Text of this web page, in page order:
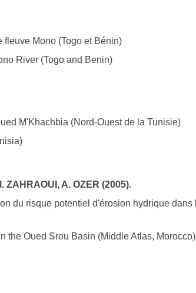
Mono (Togo et Bénin)
River (Togo and Benin)
M'Khachbia (Nord-Ouest de la Tunisie)
ZAHRAOUI, A. OZER (2005).
du risque potentiel d'érosion hydrique dans
the Oued Srou Basin (Middle Atlas, Morocco)